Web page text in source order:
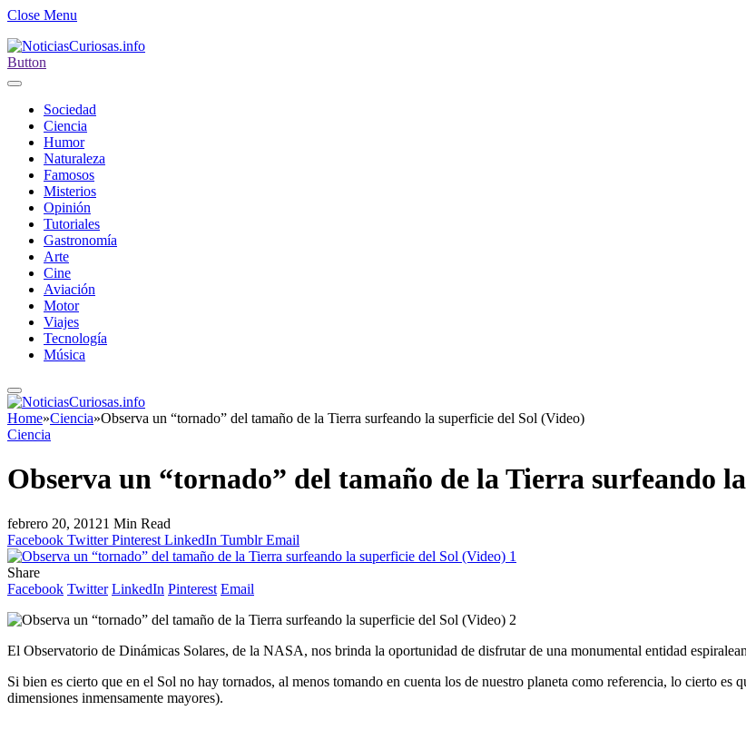
Close Menu
Button
Sociedad
Ciencia
Humor
Naturaleza
Famosos
Misterios
Opinión
Tutoriales
Gastronomía
Arte
Cine
Aviación
Motor
Viajes
Tecnología
Música
Home»Ciencia»Observa un “tornado” del tamaño de la Tierra surfeando la superficie del Sol (Video)
Ciencia
Observa un “tornado” del tamaño de la Tierra surfeando
febrero 20, 20121 Min Read
Facebook Twitter Pinterest LinkedIn Tumblr Email
Share
Facebook Twitter LinkedIn Pinterest Email
El Observatorio de Dinámicas Solares, de la NASA, nos brinda la oportunidad de disfrutar de una monumental entidad
Si bien es cierto que en el Sol no hay tornados, al menos tomando en cuenta los de nuestro planeta como referencia, lo cierto es
dimensiones inmensamente mayores).